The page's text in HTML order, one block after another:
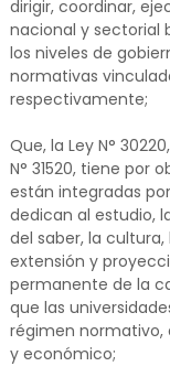
dirigir, coordinar,
nacional y sectorial
los niveles de
normativas
respectivamente;
Que, la Ley N°
N° 31520, tiene por
están integradas
dedican al estudio,
del saber, la
extensión y
permanente de la
que las
régimen normativo,
y económico;